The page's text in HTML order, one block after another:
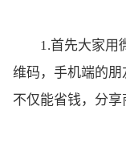
1.首先大家用微
维码，手机端的
不仅能省钱，分享